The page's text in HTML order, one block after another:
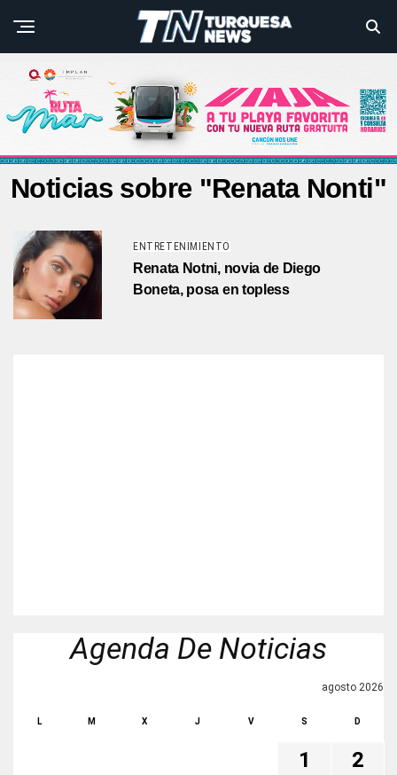
Noticias sobre "Renata Nonti"
ENTRETENIMIENTO
Renata Notni, novia de Diego
Boneta, posa en topless
Agenda De Noticias
agosto 2026
L M X J V S D
1
2